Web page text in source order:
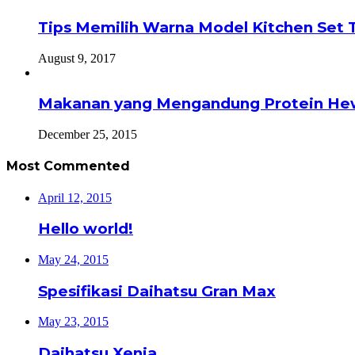
Tips Memilih Warna Model Kitchen Set
August 9, 2017
Makanan yang Mengandung Protein
December 25, 2015
Most Commented
April 12, 2015
Hello world!
May 24, 2015
Spesifikasi Daihatsu Gran Max
May 23, 2015